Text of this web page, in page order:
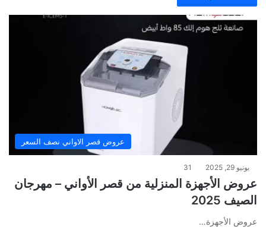
عروض قصر الاواني نصف السعر
يونيو 29, 2025 31
عروض الأجهزة المنزلية من قصر الأواني – مهرجان
الصيف 2025
عروض الأجهزة…